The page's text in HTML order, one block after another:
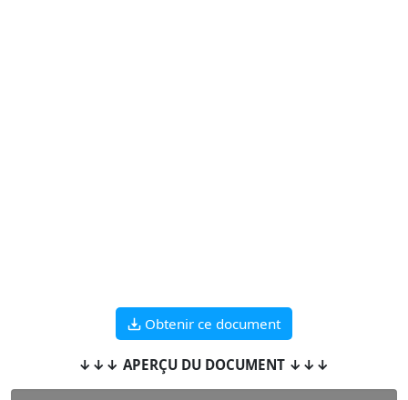
Obtenir ce document
↓↓↓ APERÇU DU DOCUMENT ↓↓↓